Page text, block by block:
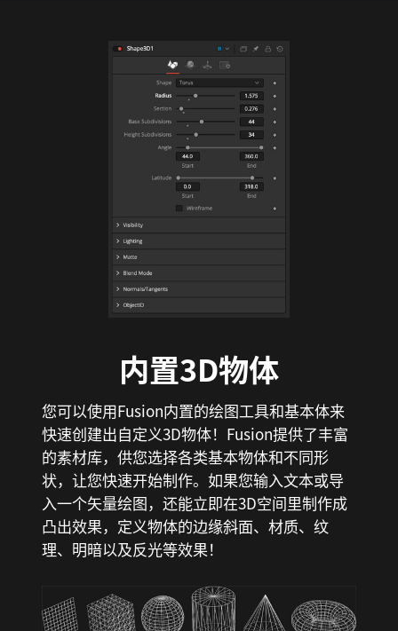
内置3D物体
您可以使用Fusion内置的绘图工具和基本体来
快速创建出自定义3D物体！Fusion提供了丰富
的素材库，供您选择各类基本物体和不同形
状，让您快速开始制作。如果您输入文本或导
入一个矢量绘图，还能立即在3D空间里制作成
凸出效果，定义物体的边缘斜面、材质、纹
理、明暗以及反光等效果！